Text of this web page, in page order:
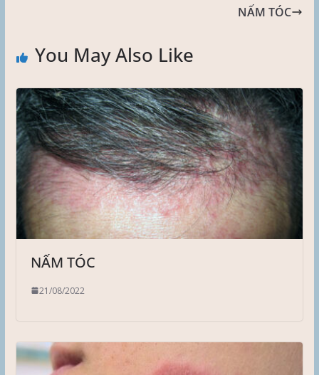
NẤM TÓC
You May Also Like
NẤM TÓC
21/08/2022